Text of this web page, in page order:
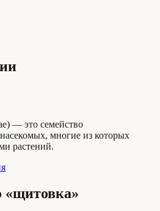
— это семейство
многие из которых
растений.
«щитовка»